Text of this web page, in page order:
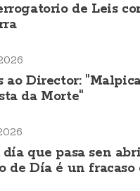
de Leis
ao Director:
da Morte"
día que pasa sen
de Día é un